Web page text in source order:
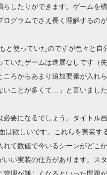
らしたりができます。ゲーム
ログラムでさえ長く理解するの
と使っていたのですが色々と
ていたゲームは進展なしです（
ろからあまり追加要素が入れ
いことが多くて…」と言いまし
必要になるでしょう。タイトル
は欲しいです。これらを実装す
れて数値で今いるシーンがどこ
いい実装の仕方があります。ス
管理が難しくなるといった問題